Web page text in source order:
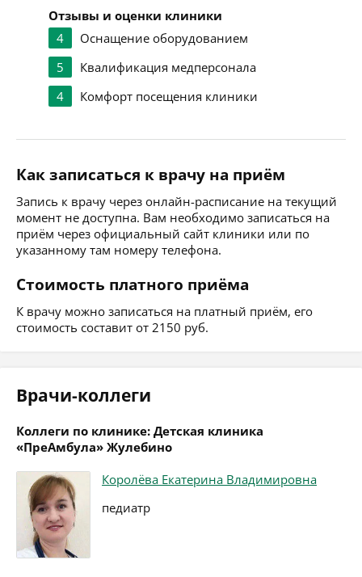
Отзывы и оценки клиники
4
Оснащение оборудованием
5
Квалификация медперсонала
4
Комфорт посещения клиники
Как записаться к врачу на приём
Запись к врачу через онлайн-расписание на текущий
момент не доступна. Вам необходимо записаться на
приём через официальный сайт клиники или по
указанному там номеру телефона.
Стоимость платного приёма
К врачу можно записаться на платный приём, его
стоимость составит от 2150 руб.
Врачи-коллеги
Коллеги по клинике: Детская клиника
«ПреАмбула» Жулебино
Королёва Екатерина Владимировна
педиатр